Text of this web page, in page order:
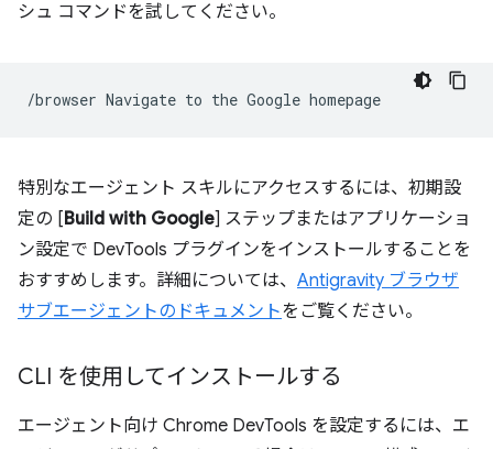
シュ コマンドを試してください。
/browser Navigate to the Google
特別なエージェント スキルにアクセスするには、初期設
定の [Build with Google] ステップまたはアプリケーショ
ン設定で DevTools プラグインをインストールすることを
おすすめします。詳細については、 Antigravity ブラウザ
サブエージェントのドキュメントをご覧ください。
CLI を使用してインストールする
エージェント向け Chrome DevTools を設定するには、エ